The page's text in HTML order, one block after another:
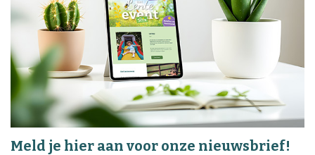
Meld je hier aan voor onze nieuwsbrief!